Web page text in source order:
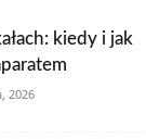
kiedy i jak
2026